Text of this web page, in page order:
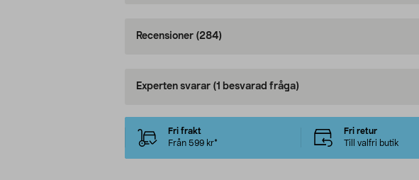
Recensioner (284)
Experten svarar (1 besvarad fråga)
Fri frakt
Från 599 kr*
Fri retur
Till valfri butik